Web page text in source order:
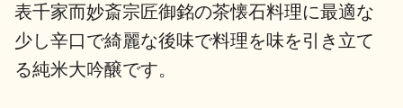
地酒川柳
表千家而妙斎宗匠御銘の茶懐石料理に最適な
少し辛口で綺麗な後味で料理を味を引き立て
る純米大吟醸です。